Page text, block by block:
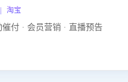
淘宝
付 · 会员营销 · 直播预告